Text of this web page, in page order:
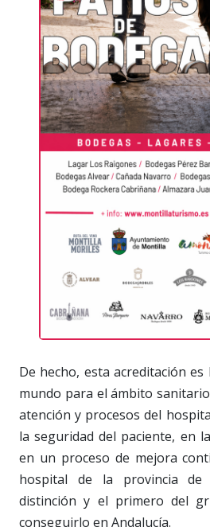
De hecho, esta acreditación
mundo para el ámbito
atención y procesos del
la seguridad del paciente, en
en un proceso de mejora
hospital de la provincia de
distinción y el primero del
conseguirlo en Andalucía.